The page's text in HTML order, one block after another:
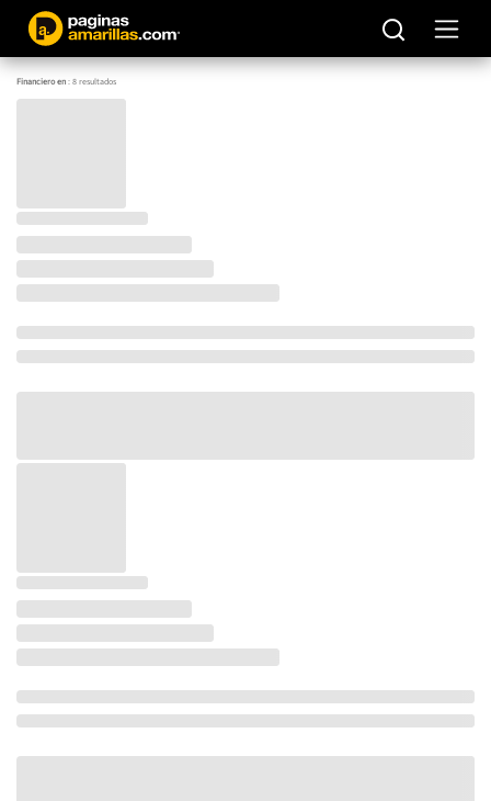
Financiero en:8resultados